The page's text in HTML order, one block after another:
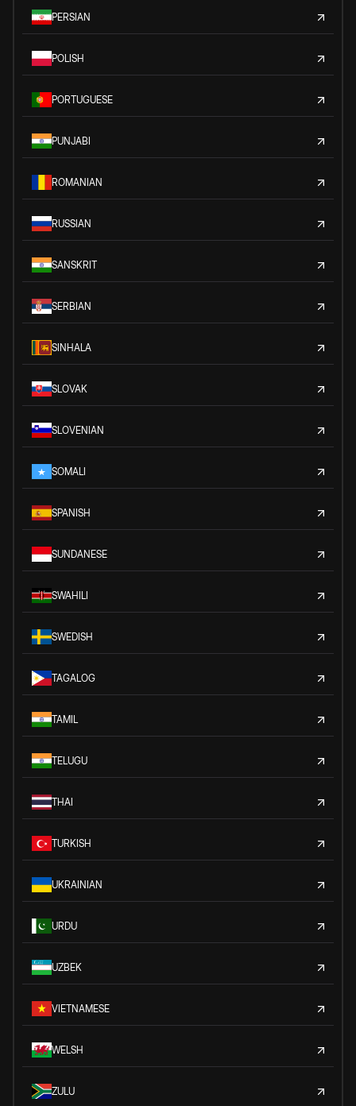
PERSIAN
POLISH
PORTUGUESE
PUNJABI
ROMANIAN
RUSSIAN
SANSKRIT
SERBIAN
SINHALA
SLOVAK
SLOVENIAN
SOMALI
SPANISH
SUNDANESE
SWAHILI
SWEDISH
TAGALOG
TAMIL
TELUGU
THAI
TURKISH
UKRAINIAN
URDU
UZBEK
VIETNAMESE
WELSH
ZULU